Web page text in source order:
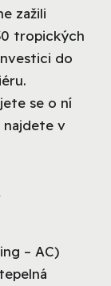
zažili
tropických
do
se o ní
najdete v
– AC)